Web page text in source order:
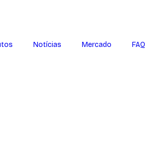
Notícias Mercado FAQ